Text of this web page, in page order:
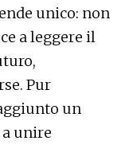
unico: non
a leggere il
Pur
un
unire